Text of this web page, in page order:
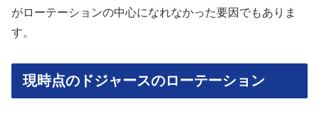
がローテーションの中心になれなかった要因でもありま
す。
現時点のドジャースのローテーション